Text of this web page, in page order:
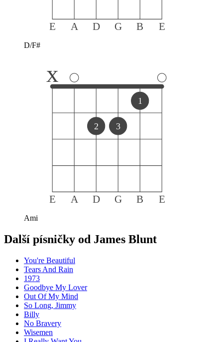
E A D G B E
D/F#
E A D G B E
x
2 3
1
Ami
Další písničky od James Blunt
You're Beautiful
Tears And Rain
1973
Goodbye My Lover
Out Of My Mind
So Long, Jimmy
Billy
No Bravery
Wisemen